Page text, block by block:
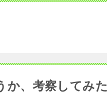
か、考察してみた